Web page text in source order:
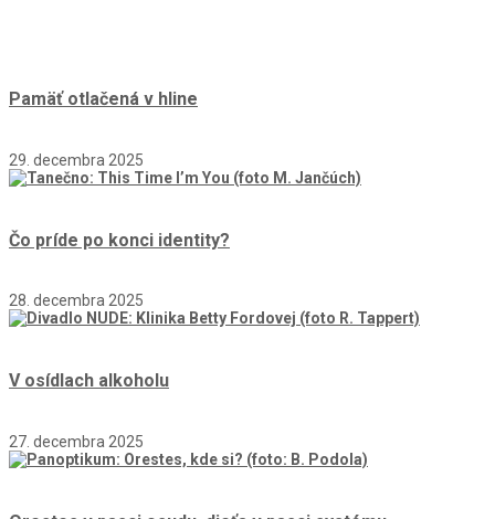
Pamäť otlačená v hline
29. decembra 2025
Čo príde po konci identity?
28. decembra 2025
V osídlach alkoholu
27. decembra 2025